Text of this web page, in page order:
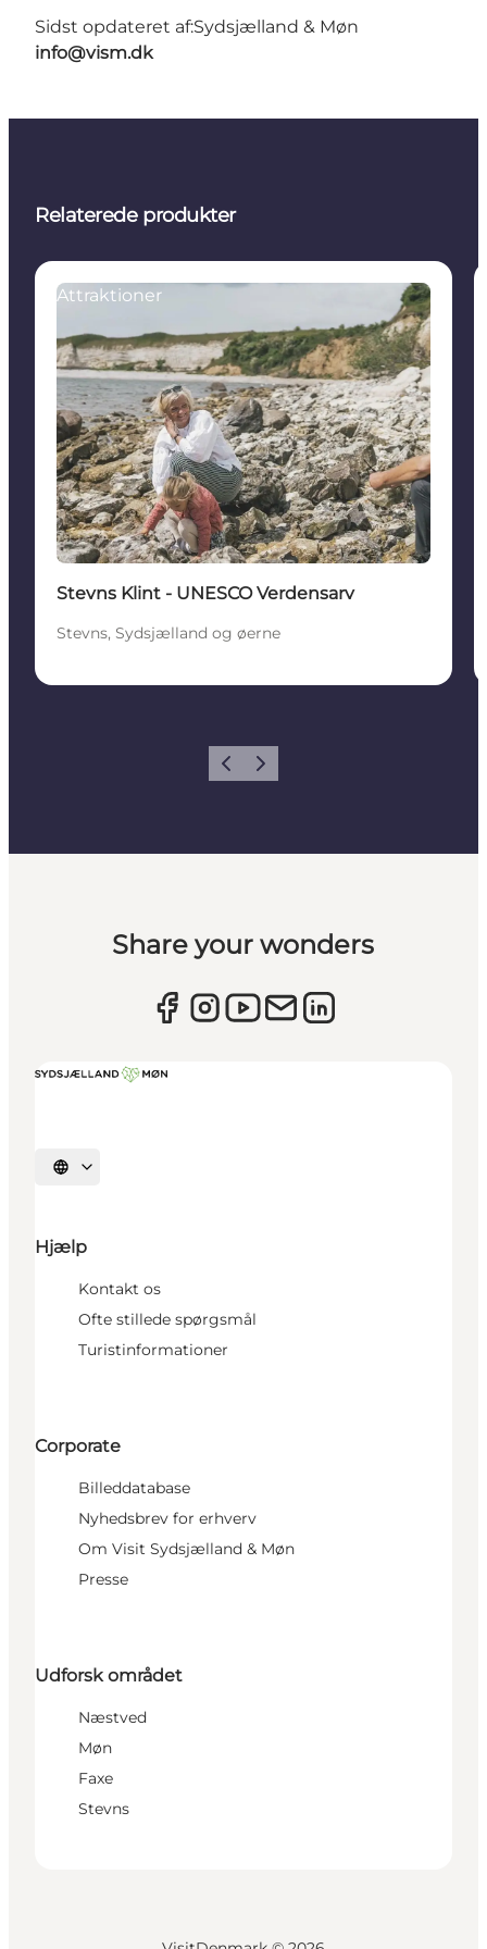
Sidst opdateret af:Sydsjælland & Møn
info@vism.dk
Relaterede produkter
Attraktioner
Stevns Klint - UNESCO Verdensarv
Stevns, Sydsjælland og øerne
ForrigeNæste
Share your wonders
Vælg sprog
Hjælp
Kontakt os
Ofte stillede spørgsmål
Turistinformationer
Corporate
Billeddatabase
Nyhedsbrev for erhverv
Om Visit Sydsjælland & Møn
Presse
Udforsk området
Næstved
Møn
Faxe
Stevns